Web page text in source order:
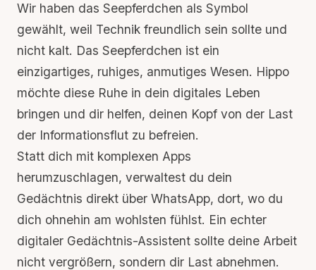
Wir haben das Seepferdchen als Symbol
gewählt, weil Technik freundlich sein sollte und
nicht kalt. Das Seepferdchen ist ein
einzigartiges, ruhiges, anmutiges Wesen. Hippo
möchte diese Ruhe in dein digitales Leben
bringen und dir helfen, deinen Kopf von der Last
der Informationsflut zu befreien.
Statt dich mit komplexen Apps
herumzuschlagen, verwaltest du dein
Gedächtnis direkt über WhatsApp, dort, wo du
dich ohnehin am wohlsten fühlst. Ein echter
digitaler Gedächtnis-Assistent sollte deine Arbeit
nicht vergrößern, sondern dir Last abnehmen.